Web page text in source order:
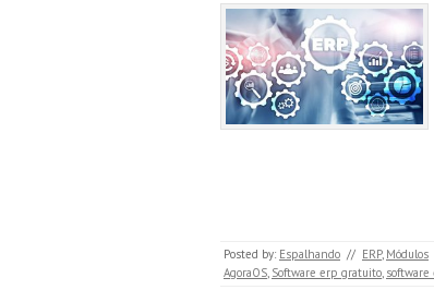
Posted by: Espalhando // ERP, Módulos
AgoraOS, Software erp gratuito,